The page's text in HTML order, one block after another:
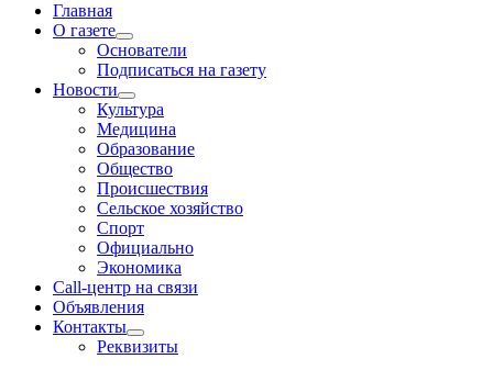
Главная
О газете
Основатели
Подписаться на газету
Новости
Культура
Медицина
Образование
Общество
Происшествия
Сельское хозяйство
Спорт
Официально
Экономика
Call-центр на связи
Объявления
Контакты
Реквизиты